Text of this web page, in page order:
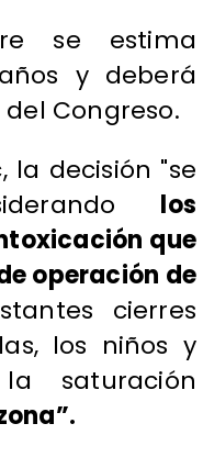
se estima
y deberá
Congreso.
la decisión "se
los
que
operación de
cierres
los niños y
saturación